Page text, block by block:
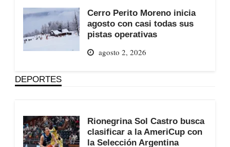
Cerro Perito Moreno inicia
agosto con casi todas sus
pistas operativas
agosto 2, 2026
DEPORTES
Rionegrina Sol Castro busca
clasificar a la AmeriCup con
la Selección Argentina